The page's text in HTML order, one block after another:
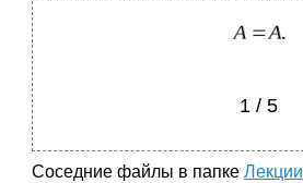
1 / 5
Соседние файлы в папке Лекции